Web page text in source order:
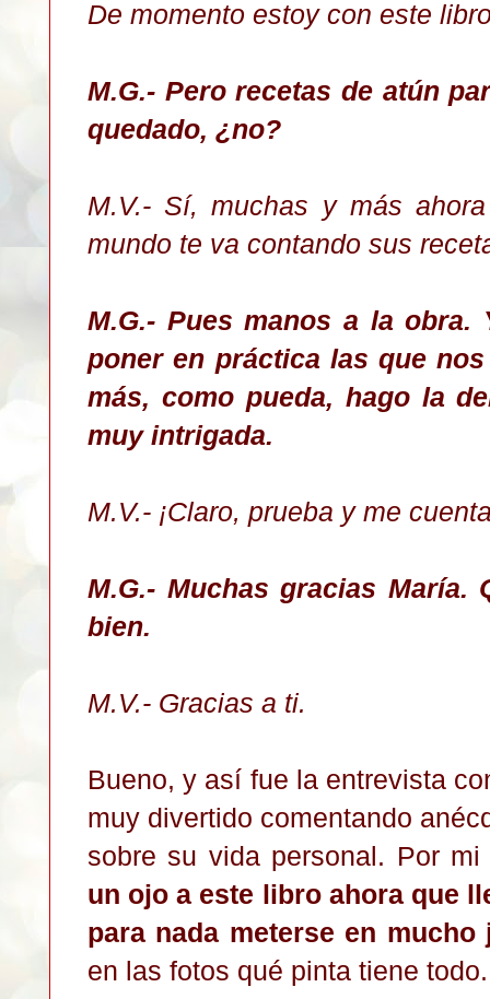
De momento estoy con este
M.G.- Pero recetas de atún
quedado, ¿no?
M.V.- Sí, muchas y más
mundo te va contando sus
M.G.- Pues manos a la
poner en práctica las que
más, como pueda, hago la
muy intrigada.
M.V.- ¡Claro, prueba y me
M.G.- Muchas gracias
bien.
M.V.- Gracias a ti.
Bueno, y así fue la entrevista
muy divertido comentando
sobre su vida personal. Por
un ojo a este libro ahora que
para nada meterse en
en las fotos qué pinta tiene todo.